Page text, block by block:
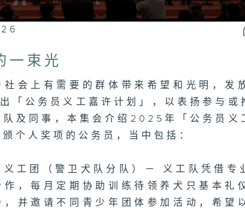
一束光
社会上有需要的群体带来希望和光明，发
「公务员义工嘉许计划」，以表扬参与或
队及同事，本集会介绍2025年「公务员义
个人奖项的公务员，当中包括：
义工团（警卫犬队分队）－ 义工队凭借专
作，每月定期协助训练待领养犬只基本礼
，并邀请不同青少年团体参加活动，希望